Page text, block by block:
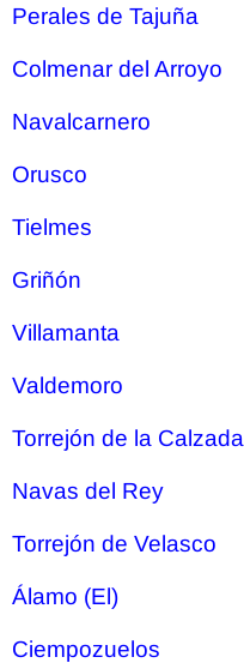
Perales de Tajuña
Colmenar del Arroyo
Navalcarnero
Orusco
Tielmes
Griñón
Villamanta
Valdemoro
Torrejón de la Calzada
Navas del Rey
Torrejón de Velasco
Álamo (El)
Ciempozuelos